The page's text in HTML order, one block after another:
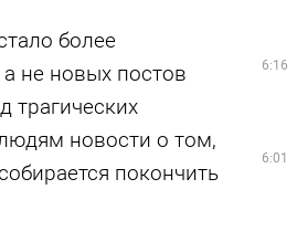
более
не новых постов
трагических
новости о том,
покончить
6:16
6:01